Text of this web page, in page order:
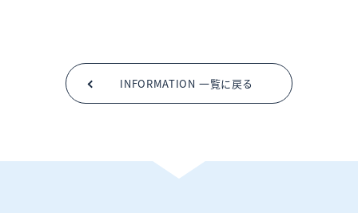
INFORMATION 一覧に戻る